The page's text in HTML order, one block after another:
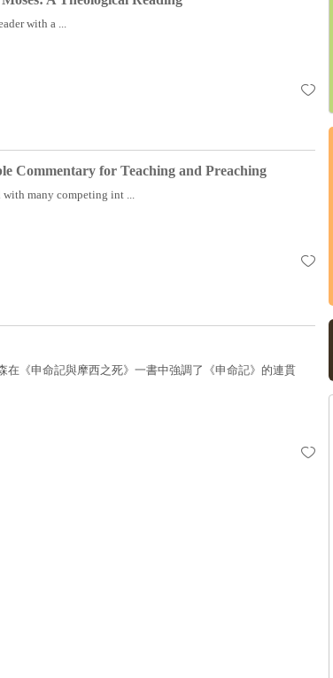
with a ...
Commentary for Teaching and Preaching
with many competing int ...
在《申命記與摩西之死》一書中強調了《申命記》的連貫